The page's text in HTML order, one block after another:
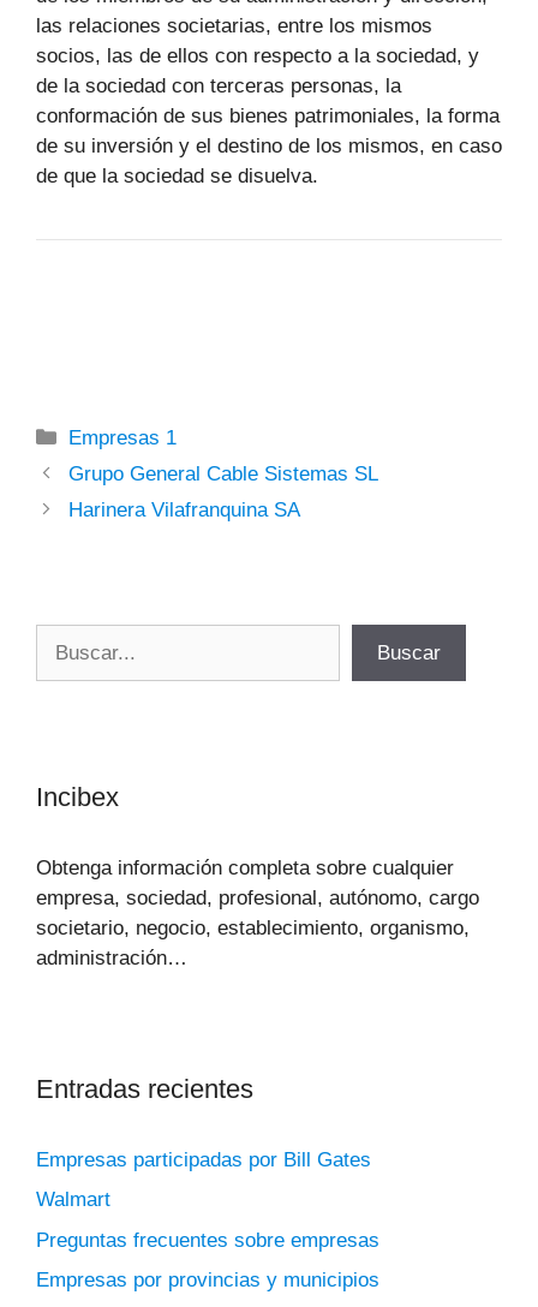
las relaciones societarias, entre los mismos
socios, las de ellos con respecto a la sociedad, y
de la sociedad con terceras personas, la
conformación de sus bienes patrimoniales, la forma
de su inversión y el destino de los mismos, en caso
de que la sociedad se disuelva.
Categorías
Empresas 1
Grupo General Cable Sistemas SL
Harinera Vilafranquina SA
Buscar
Incibex
Obtenga información completa sobre cualquier
empresa, sociedad, profesional, autónomo, cargo
societario, negocio, establecimiento, organismo,
administración…
Entradas recientes
Empresas participadas por Bill Gates
Walmart
Preguntas frecuentes sobre empresas
Empresas por provincias y municipios